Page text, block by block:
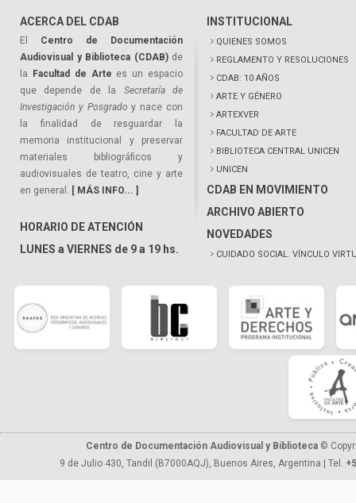
ACERCA DEL CDAB
El Centro de Documentación
Audiovisual y Biblioteca (CDAB)de
la
Facultad de Arte es un espacio
que depende de la Secretaría de
Investigación y Posgrado y nace con
la finalidad de resguardar la
memoria institucional y preservar
materiales bibliográficos y
audiovisuales de teatro, cine y arte
en general. [ MÁS INFO... ]
HORARIO DE ATENCIÓN
LUNES a VIERNES de 9 a 19 hs.
INSTITUCIONAL
QUIENES SOMOS
REGLAMENTO Y RESOLUCIONES
CDAB: 10 AÑOS
ARTE Y GÉNERO
ARTEXVER
FACULTAD DE ARTE
BIBLIOTECA CENTRAL UNICEN
UNICEN
CDAB EN MOVIMIENTO
ARCHIVO ABIERTO
NOVEDADES
CUIDADO SOCIAL. VÍNCULO
Centro de Documentación Audiovisual y Biblioteca ©
9 de Julio 430, Tandil (B7000AQJ), Buenos Aires, Argentina | Tel.